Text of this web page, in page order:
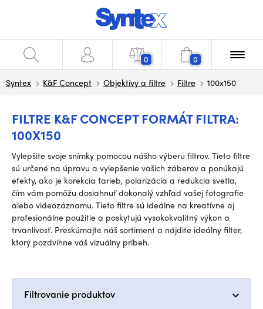
0 0
Syntex K&F Concept Objektívy a filtre Filtre 100x150
FILTRE K&F CONCEPT FORMÁT FILTRA:
100X150
Vylepšite svoje snímky pomocou nášho výberu filtrov. Tieto filtre
sú určené na úpravu a vylepšenie vašich záberov a ponúkajú
efekty, ako je korekcia farieb, polarizácia a redukcia svetla,
čím vám pomôžu dosiahnuť dokonalý vzhľad vašej fotografie
alebo videozáznamu. Tieto filtre sú ideálne na kreatívne aj
profesionálne použitie a poskytujú vysokokvalitný výkon a
trvanlivosť. Preskúmajte náš sortiment a nájdite ideálny filter,
ktorý pozdvihne váš vizuálny príbeh.
Filtrovanie produktov